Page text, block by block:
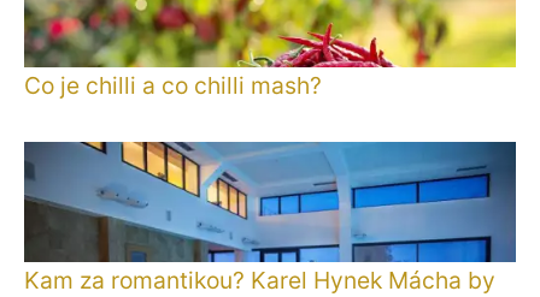
Co je chilli a co chilli mash?
Kam za romantikou? Karel Hynek Mácha by